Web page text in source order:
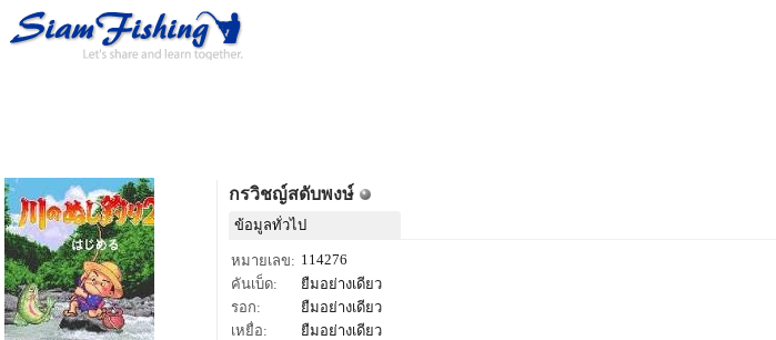
กรวิชญ์สดับพงษ์
ข้อมูลทั่วไป
หมายเลข: 114276
คันเบ็ด:
ยืมอย่างเดียว
รอก:
ยืมอย่างเดียว
เหยื่อ:
ยืมอย่างเดียว